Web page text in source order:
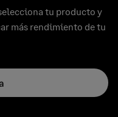
tu producto y
más rendimiento de tu